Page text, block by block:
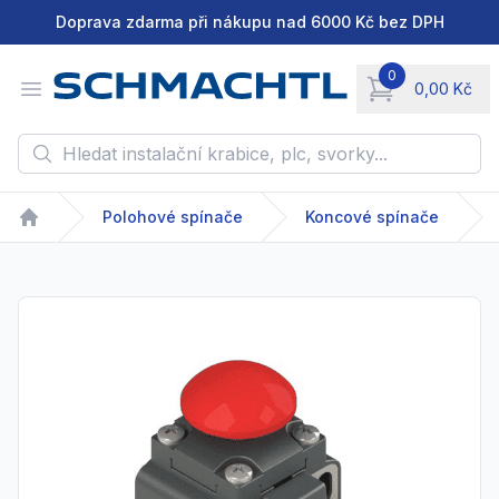
Doprava zdarma při nákupu nad 6000 Kč bez DPH
Open menu
0
0,00 Kč
items in cart,
Hledat instalační krabice, plc, svorky...
Home
Polohové spínače Koncové spínače